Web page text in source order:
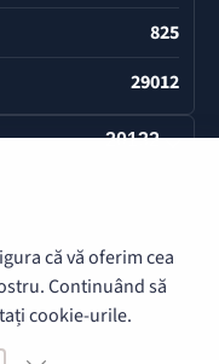
825
29012
20132
rezervate.
că vă oferim cea
Continuând să
cookie-urile.